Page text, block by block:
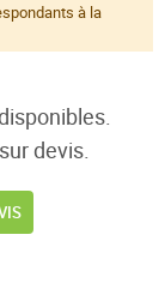
à la
devis.